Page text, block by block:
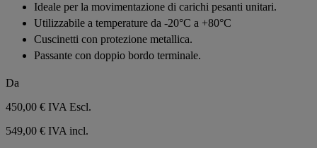
Ideale per la movimentazione di carichi pesanti unitari.
Utilizzabile a temperature da -20°C a +80°C
Cuscinetti con protezione metallica.
Passante con doppio bordo terminale.
Da
450,00 € IVA Escl.
549,00 € IVA incl.